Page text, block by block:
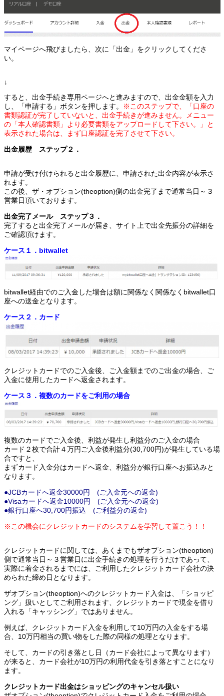
マイページへ飛びましたら、次に「出金」をクリックしてくださ
い。
↓
すると、出金手続き専用ページへと進みますので、出金金額を入力
し、「申請する」ボタンを押します。
※このステップで、「口座の
書類認証が完了していないと、出金手続きが進みません。メニュー
の「本人確認書類」より必要書類をアップロードして下さい。」と
表示された場合は、まず口座認証を完了させて下さい。
出金履歴 ステップ２．
申請が受け付けられると出金履歴に、申請された出金内容が表示さ
れます。
この後、ザ・オプション(theoption)側の出金完了まで通常当日～３
営業日頂いております。
出金完了メール ステップ３．
完了すると出金完了メールが届き、サイト上で出金先振分の詳細を
ご確認頂けます。
ケース１．bitwallet
bitwallet経由でのご入金した場合は額に関係なく関係なくbitwallet口
座への送金となります。
ケース２．カード
クレジットカードでのご入金後、ご入金額までのご出金の場合、ご
入金に使用したカードへ返金されます。
ケース３．複数のカードをご利用の場合
複数のカードでご入金後、利益が発生し利益分のご入金の場合
カード２枚で合計４万円ご入金後利益分(30,700円)が発生している場
合ですと、
まずカード入金分はカードへ返金、利益分が銀行口座へお振込みと
なります。
●JCBカードへ返金30000円 (ご入金元への返金)
●Visaカードへ返金10000円 (ご入金元への返金)
●銀行口座へ30,700円振込 (ご利益分の返金)
※この機会にクレジットカードのシステムを学習して置こう！！
クレジットカードに関しては、あくまでもザオプション(theoption)
側で通常当日～３営業日に出金手続きの処理を行うだけであって、
実際に着金されるまでには、ご利用したクレジットカード会社の決
められた締め日となります。
ザオプション(theoption)へのクレジットカード入金は、「ショッピ
ング」扱いとしてご利用されます、クレジットカードで現金を借り
入れる「キャッシング」ではありません。
例えば、クレジットカード入金を利用して10万円の入金をする場
合、10万円相当の買い物をした際の同様の処理となります。
そして、カードの引き落とし日（カード会社によって異なります）
が来ると、カード会社が10万円の利用代金を引き落とすことになり
ます。
クレジットカード出金はショッピングのキャンセル扱い